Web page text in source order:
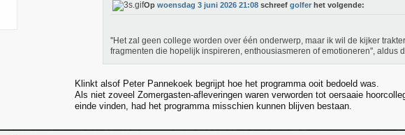
Op woensdag 3 juni 2026 21:08 schreef golfer het volgende:
''Het zal geen college worden over één onderwerp, maar ik wil de kijker
fragmenten die hopelijk inspireren, enthousiasmeren of emotioneren'', aldus
Klinkt alsof Peter Pannekoek begrijpt hoe het programma ooit bedoeld was.
Als niet zoveel Zomergasten-afleveringen waren verworden tot oersaaie
einde vinden, had het programma misschien kunnen blijven bestaan.